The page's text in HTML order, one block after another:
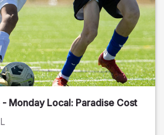
Monday Local: Paradise Cost